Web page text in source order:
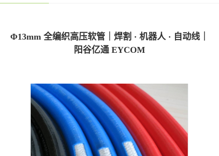
Φ13mm 全编织高压软管｜焊割 · 机器人 · 自动线｜
阳谷亿通 EYCOM